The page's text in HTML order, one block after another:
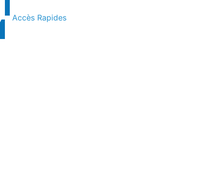
Accès Rapides